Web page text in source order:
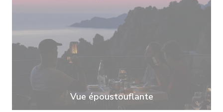
Vue époustouflante